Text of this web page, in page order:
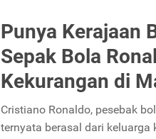
Punya Kerajaan
Sepak Bola
Kekurangan di
Cristiano Ronaldo, pesebak
ternyata berasal dari